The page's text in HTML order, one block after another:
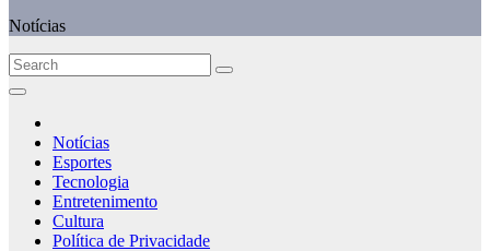
Notícias
Notícias
Esportes
Tecnologia
Entretenimento
Cultura
Política de Privacidade